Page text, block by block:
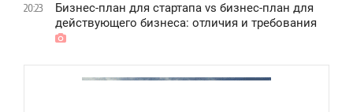
20:23
Бизнес-план для стартапа vs бизнес-план для
действующего бизнеса: отличия и требования